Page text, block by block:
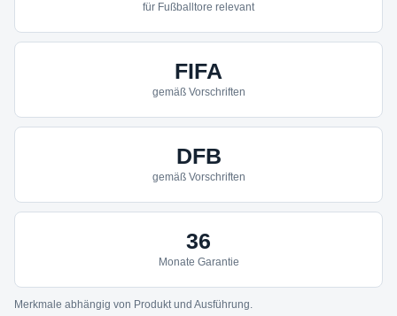
für Fußballtore relevant
FIFA
gemäß Vorschriften
DFB
gemäß Vorschriften
36
Monate Garantie
Merkmale abhängig von Produkt und Ausführung.